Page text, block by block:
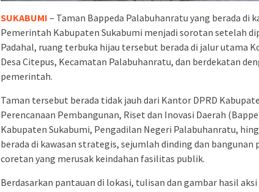
SUKABUMI – Taman Bappeda Palabuhanratu yang berada di
Pemerintah Kabupaten Sukabumi menjadi sorotan setelah
Padahal, ruang terbuka hijau tersebut berada di jalur utama
Desa Citepus, Kecamatan Palabuhanratu, dan berdekatan
pemerintah.
Taman tersebut berada tidak jauh dari Kantor DPRD
Perencanaan Pembangunan, Riset dan Inovasi Daerah
Kabupaten Sukabumi, Pengadilan Negeri Palabuhanratu,
berada di kawasan strategis, sejumlah dinding dan
coretan yang merusak keindahan fasilitas publik.
Berdasarkan pantauan di lokasi, tulisan dan gambar hasil